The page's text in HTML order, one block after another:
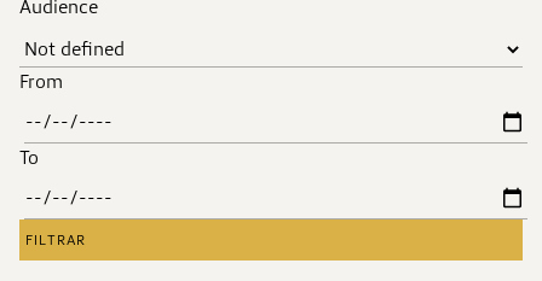
Audience
From
To